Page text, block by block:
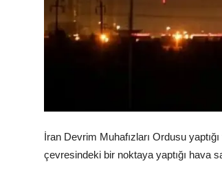
İran Devrim Muhafızları Ordusu
çevresindeki bir noktaya yaptığı hava